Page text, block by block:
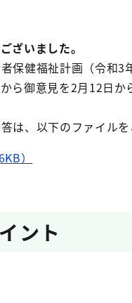
ざいました。
保健福祉計画（令和3
ら御意見を2月12日
は、以下のファイルを
）
ント